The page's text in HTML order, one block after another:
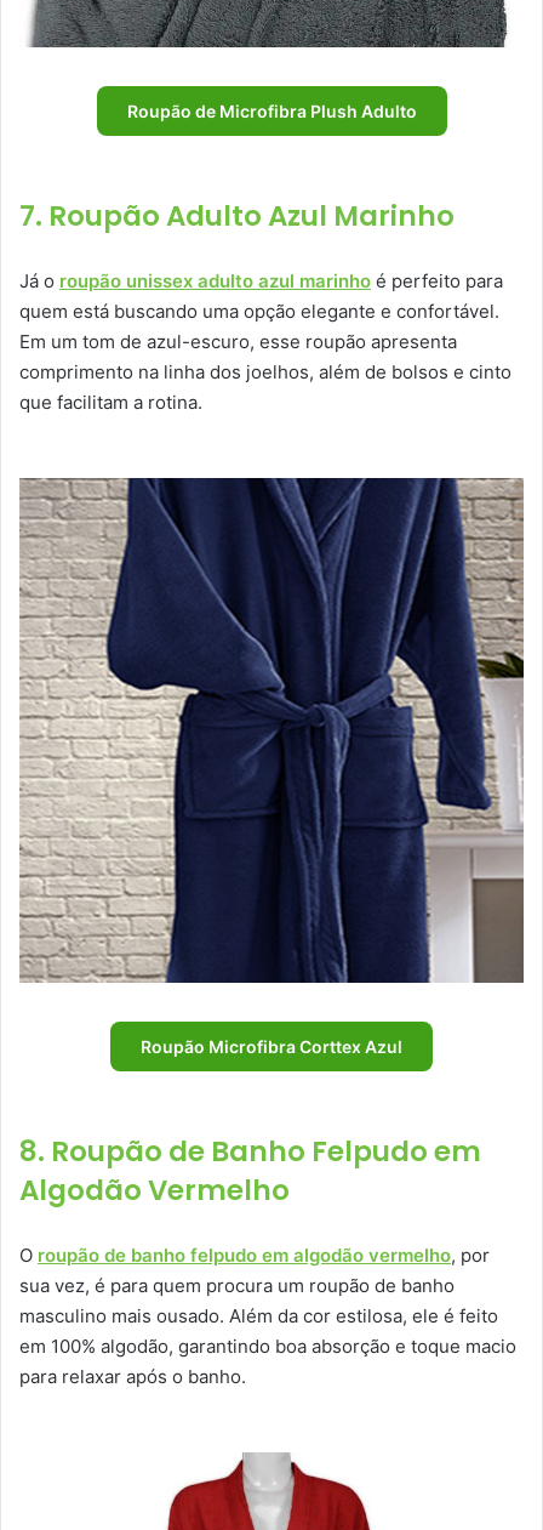
Roupão de Microfibra Plush Adulto
7. Roupão Adulto Azul Marinho
Já o roupão unissex adulto azul marinho é perfeito para
quem está buscando uma opção elegante e confortável.
Em um tom de azul-escuro, esse roupão apresenta
comprimento na linha dos joelhos, além de bolsos e cinto
que facilitam a rotina.
Roupão Microfibra Corttex Azul
8. Roupão de Banho Felpudo em
Algodão Vermelho
O roupão de banho felpudo em algodão vermelho, por
sua vez, é para quem procura um roupão de banho
masculino mais ousado. Além da cor estilosa, ele é feito
em 100% algodão, garantindo boa absorção e toque macio
para relaxar após o banho.